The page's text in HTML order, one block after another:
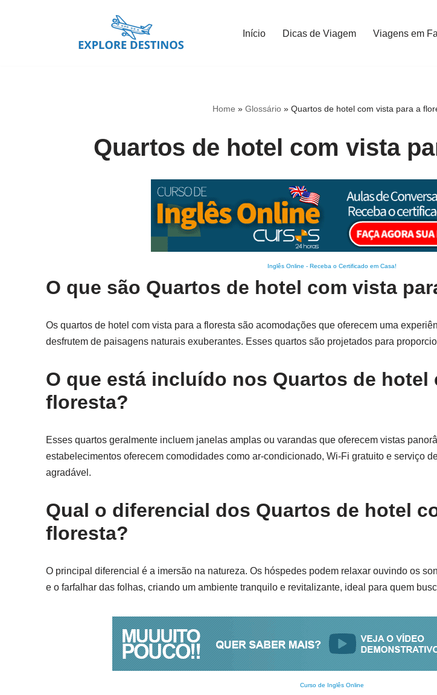
Início Dicas de Viagem Viagens em
Home » Glossário» Quartos de hotel com vista para a
Quartos de hotel com vista
Inglês Online - Receba o Certificado em Casa!
O que são Quartos de hotel com vista
Os quartos de hotel com vista para a floresta são acomodações que oferecem uma
desfrutem de paisagens naturais exuberantes. Esses quartos são projetados para
O que está incluído nos Quartos de hotel
floresta?
Esses quartos geralmente incluem janelas amplas ou varandas que oferecem vistas
estabelecimentos oferecem comodidades como ar-condicionado, Wi-Fi gratuito e serviço
agradável.
Qual o diferencial dos Quartos de hotel
floresta?
O principal diferencial é a imersão na natureza. Os hóspedes podem relaxar ouvindo os
e o farfalhar das folhas, criando um ambiente tranquilo e revitalizante, ideal para quem
Curso de Inglês Online